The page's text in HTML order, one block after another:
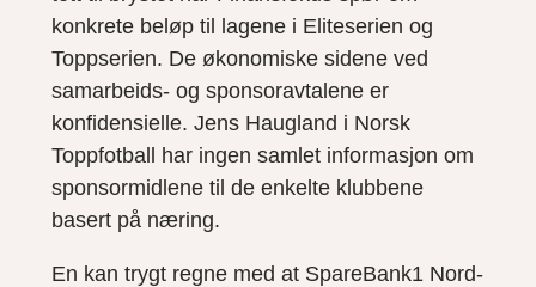
konkrete beløp til lagene i Eliteserien og
Toppserien. De økonomiske sidene ved
samarbeids- og sponsoravtalene er
konfidensielle. Jens Haugland i Norsk
Toppfotball har ingen samlet informasjon om
sponsormidlene til de enkelte klubbene
basert på næring.
En kan trygt regne med at SpareBank1 Nord-